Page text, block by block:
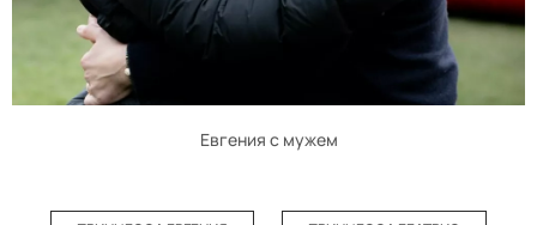
Евгения с мужем